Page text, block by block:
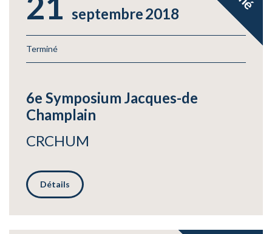
septembre2018
Terminé
6e Symposium Jacques-de
Champlain
CRCHUM
Détails